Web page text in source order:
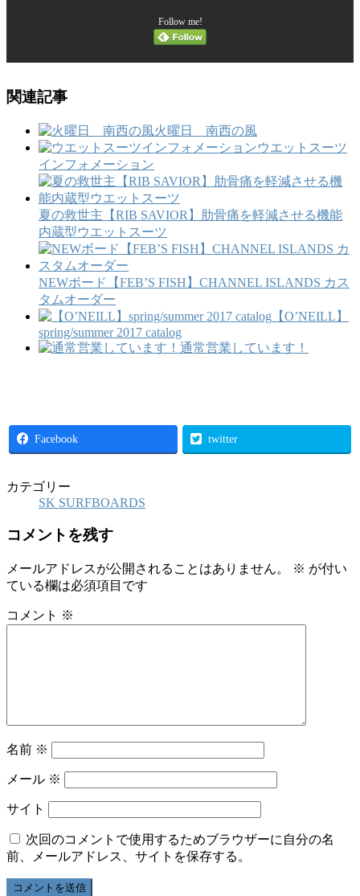
Follow me!
関連記事
火曜日 南西の風
ウエットスーツ
インフォメーション
夏の救世主【RIB SAVIOR】肋骨痛を軽減させる機能
内蔵型ウエットスーツ
NEWボード【FEB’S FISH】CHANNEL ISLANDS カス
タムオーダー
【O’NEILL】
spring/summer 2017 catalog
通常営業しています！
Facebook twitter
カテゴリー
SK SURFBOARDS
コメントを残す
メールアドレスが公開されることはありません。 ※ が付い
ている欄は必須項目です
コメント ※
名前 ※
メール ※
サイト
次回のコメントで使用するためブラウザーに自分の名
前、メールアドレス、サイトを保存する。